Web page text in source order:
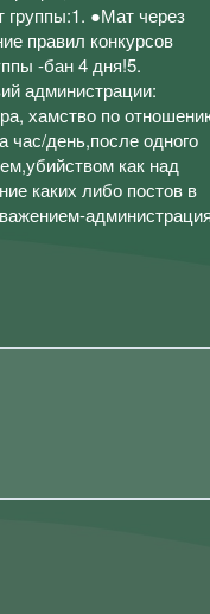
группы:1. ●Мат через
правил конкурсов
-бан 4 дня!5.
администрации:
хамство по
час/день,после одного
как над
каких либо постов в
администрация